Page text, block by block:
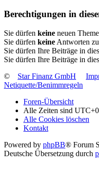
Berechtigungen in
Sie dürfen keine neuen
Sie dürfen keine Antworten
Sie dürfen Ihre Beiträge in
Sie dürfen Ihre Beiträge in
©
Star Finanz GmbH
Netiquette/Benimmregeln
Foren-Übersicht
Alle Zeiten sind
Alle Cookies löschen
Kontakt
Powered by phpBB® Forum
Deutsche Übersetzung durch